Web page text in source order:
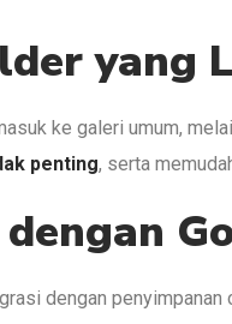
yang
ke galeri umum,
penting, serta
dengan